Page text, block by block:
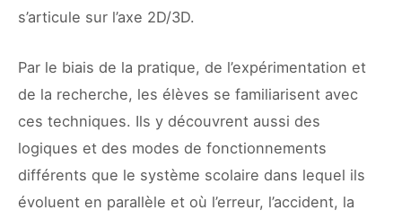
s’articule sur l’axe 2D/3D.
Par le biais de la pratique, de l’expérimentation et
de la recherche, les élèves se familiarisent avec
ces techniques. Ils y découvrent aussi des
logiques et des modes de fonctionnements
différents que le système scolaire dans lequel ils
évoluent en parallèle et où l’erreur, l’accident, la